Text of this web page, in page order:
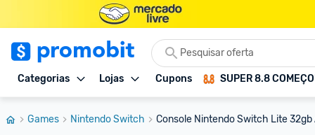
Categorias Lojas Cupons SUPER 8.8
Games Nintendo Switch Console Nintendo Switch Lite 32gb